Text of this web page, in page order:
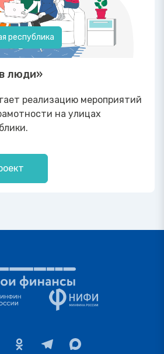
республика
люди»
реализацию мероприятий
на улицах